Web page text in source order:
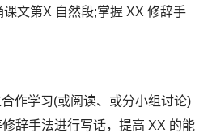
文第X 自然段;掌握 XX 修辞手
作学习(或阅读、或分小组讨论)
辞手法进行写话，提高 XX 的能